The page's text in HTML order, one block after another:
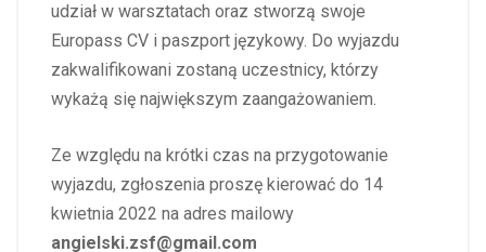
udział w warsztatach oraz stworzą swoje
Europass CV i paszport językowy. Do wyjazdu
zakwalifikowani zostaną uczestnicy, którzy
wykażą się największym zaangażowaniem.
Ze względu na krótki czas na przygotowanie
wyjazdu, zgłoszenia proszę kierować do 14
kwietnia 2022 na adres mailowy
angielski.zsf@gmail.com